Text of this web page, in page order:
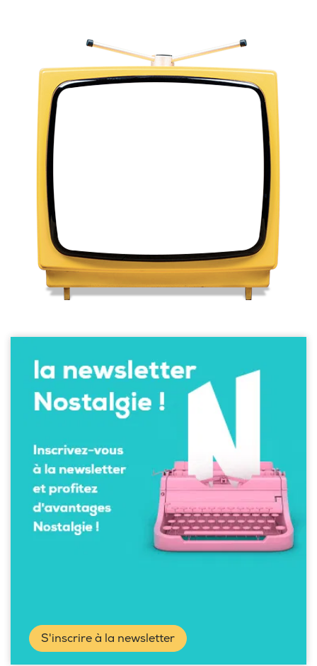
S'inscrire à la newsletter